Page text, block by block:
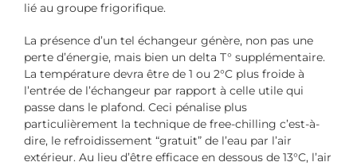
lié au groupe frigorifique.
La présence d’un tel échangeur génère, non pas une
perte d’énergie, mais bien un delta T° supplémentaire.
La température devra être de 1 ou 2°C plus froide à
l’entrée de l’échangeur par rapport à celle utile qui
passe dans le plafond. Ceci pénalise plus
particulièrement la technique de free-chilling c’est-à-
dire, le refroidissement “gratuit” de l’eau par l’air
extérieur. Au lieu d’être efficace en dessous de 13°C, l’air